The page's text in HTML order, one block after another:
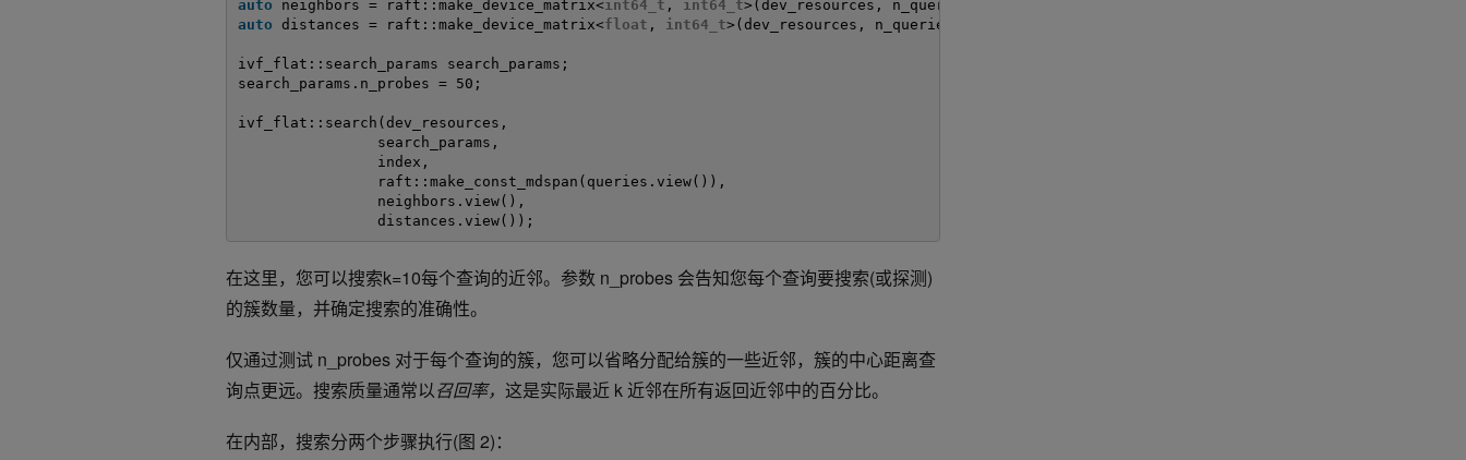
auto
neighbors = raft::make_device_matrix<int64_t , int64_t>(dev_resources, n_queries, topk);
auto
distances = raft::make_device_matrix<float , int64_t>(dev_resources, n_queries, topk);
ivf_flat::search_params search_params;
search_params.n_probes = 50;
ivf_flat::search(dev_resources,
search_params,
index,
raft::make_const_mdspan(queries.view()),
neighbors.view(),
distances.view());
在这里，您可以搜索k=10每个查询的近邻。参数 n_probes 会告知您每个查询要搜索(或探测)
的簇数量，并确定搜索的准确性。
仅通过测试 n_probes 对于每个查询的簇，您可以省略分配给簇的一些近邻， 簇的中心距离查
询点更远。搜索质量通常以召回率， 这是实际最近 k 近邻在所有返回近邻中的百分比。
在内部，搜索分两个步骤执行(图 2)：